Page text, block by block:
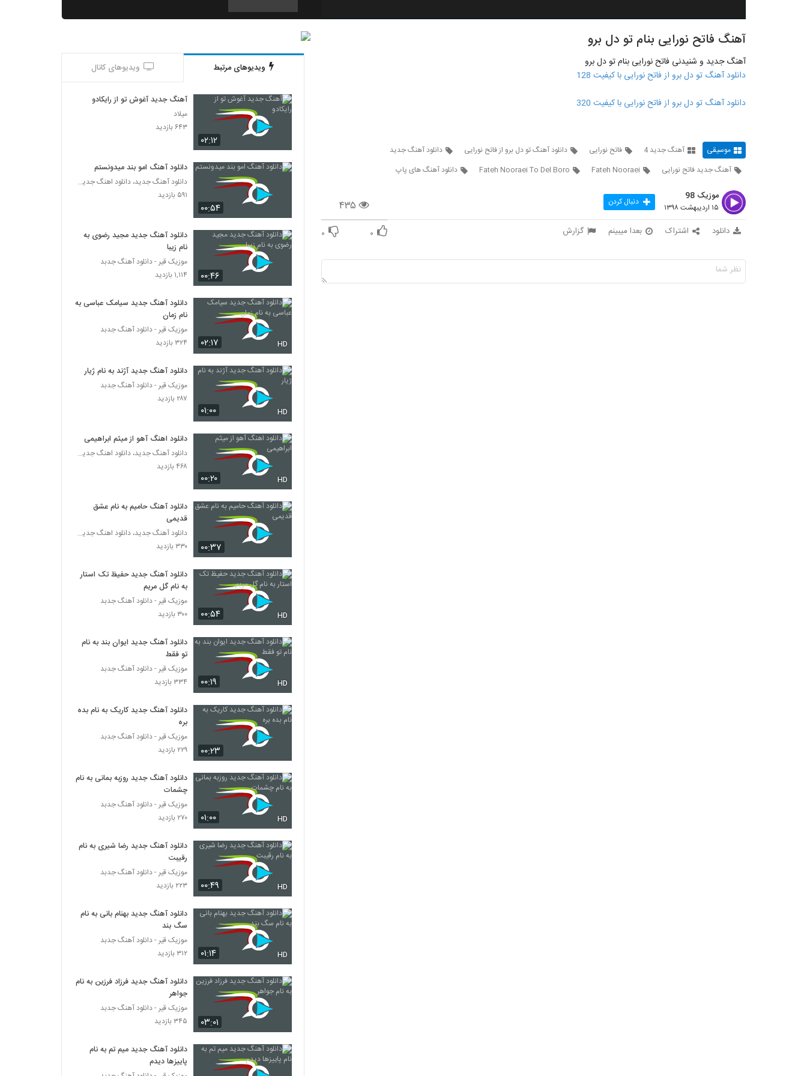
3230
موزیک زیبای آرامش محض از مجتبی سپهری
آهنگ وحید یزدانی بنام عطرت
۲۸۸ بازدید
موزیک زیبای حال دلم از راد بند
۳۶۲ بازدید
آهنگ محمد جعفری (I) بنام عشق
۴۳۵ بازدید
دانلود آهنگ مهدی آریا خنده ی تلخ
۳۳۱ بازدید
دانلود آهنگ دنگ شو Bitter Sweet Dream
دانلود آهنگ نصیر معتمدی نشد (Nasir
Motamedi Nashod)
۳۵۲ بازدید
Davood Beygi Mitarsam
دانلود آهنگ قبول کن از صاحب اسماعیلی
۲۹۹ بازدید
آهنگ مهدی جهانی بنام اگه بودی
۳۴۳ بازدید
۳۶۹ بازدید
آهنگ حس خوب از امیرحسین بختیار(پاپ)
۲۹۸ بازدید
آهنگ یه کاری کن از محمد ملکپور(پاپ)
۳۰۷ بازدید
آهنگ کلبکلر از مازیار بیگی(پاپ)
۳۲۱ بازدید
Eslami Hey To)
۳۱۱ بازدید
آهنگ سیروان خسروی بنام درست نمیشم
۳۲۹ بازدید
Shakoor Gharibeh)
۲۹۴ بازدید
دانلود آهنگ جدید و زیبای فرهاد دیانی با نام
ممنونم ازت
۳۹۸ بازدید
Moghadam Vaghtesh Shod)
۳۳۳ بازدید
آهنگ دهه شصت از حمید هیراد(پاپ)
۳۸۹ بازدید
موزیک زیبای تقصیر خودمه از آرات
۳۳۷ بازدید
آهنگ فاتح نورایی بنام تو دل برو
آهنگ جدید و شنیدنی فاتح نورایی بنام تو دل برو
دانلود آهنگ تو دل برو از فاتح نورایی با کیفیت 128
دانلود آهنگ تو دل برو از فاتح نورایی با کیفیت 320
موسیقی آهنگ جدید 4 فاتح نورایی دانلود آهنگ تو دل برو از فاتح نورایی
دانلود آهنگ جدید
آهنگ جدید فاتح نورایی
Fateh Nooraei
Fateh Nooraei To Del Boro دانلود آهنگ های پاپ
۴۳۵
موزیک 98
۱۵ اردیبهشت ۱۳۹۸ دنبال کردن
دانلود اشتراک بعدا میبینم گزارش ۰ ۰
ویدیوهای مرتبط ویدیوهای کانال
۰۲:۱۲
آهنگ جدید آغوش تو از رایکادو
میلاد
۶۴۳ بازدید
۰۰:۵۴
دانلود آهنگ امو بند میدونستم
دانلود آهنگ جدید، دانلود اهنگ جدید ایرانی
۵۹۱ بازدید
۰۰:۴۶
دانلود آهنگ جدید مجید رضوی به
نام زیبا
موزیک قیر - دانلود آهنگ جدبد
۱,۱۱۴ بازدید
۰۲:۱۷ HD
دانلود آهنگ جدید سیامک عباسی به
نام زمان
موزیک قیر - دانلود آهنگ جدبد
۳۲۴ بازدید
۰۱:۰۰ HD
دانلود آهنگ جدید آژند به نام ژیار
موزیک قیر - دانلود آهنگ جدبد
۲۸۷ بازدید
۰۰:۲۰ HD
دانلود اهنگ آهو از میثم ابراهیمی
دانلود آهنگ جدید، دانلود اهنگ جدید ایرانی
۴۶۸ بازدید
۰۰:۳۷
دانلود آهنگ حامیم به نام عشق
قدیمی
دانلود آهنگ جدید، دانلود اهنگ جدید ایرانی
۳۳۰ بازدید
۰۰:۵۴ HD
دانلود آهنگ جدید حفیظ تک استار
به نام گل مریم
موزیک قیر - دانلود آهنگ جدبد
۳۰۰ بازدید
۰۰:۱۹ HD
دانلود آهنگ جدید ایوان بند به نام
تو فقط
موزیک قیر - دانلود آهنگ جدبد
۳۳۴ بازدید
۰۰:۲۳
دانلود آهنگ جدید کاریک به نام بده
بره
موزیک قیر - دانلود آهنگ جدبد
۲۲۹ بازدید
۰۱:۰۰ HD
دانلود آهنگ جدید روزبه بمانی به نام
چشمات
موزیک قیر - دانلود آهنگ جدبد
۲۷۰ بازدید
۰۰:۴۹ HD
دانلود آهنگ جدید رضا شیری به نام
رقیبت
موزیک قیر - دانلود آهنگ جدبد
۲۲۳ بازدید
۰۱:۱۴ HD
دانلود آهنگ جدید بهنام بانی به نام
سگ بند
موزیک قیر - دانلود آهنگ جدبد
۳۱۲ بازدید
۰۳:۰۱
دانلود آهنگ جدید فرزاد فرزین به نام
جواهر
موزیک قیر - دانلود آهنگ جدبد
۳۴۵ بازدید
دانلود آهنگ جدید میم تم به نام
پاییزها دیدم